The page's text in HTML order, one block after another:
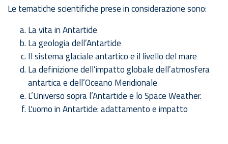
Le tematiche scientifiche prese in considerazione sono:
La vita in Antartide
La geologia dell’Antartide
Il sistema glaciale antartico e il livello del mare
La definizione dell’impatto globale dell’atmosfera
antartica e dell’Oceano Meridionale
L’Universo sopra l’Antartide e lo Space Weather.
L'uomo in Antartide: adattamento e impatto